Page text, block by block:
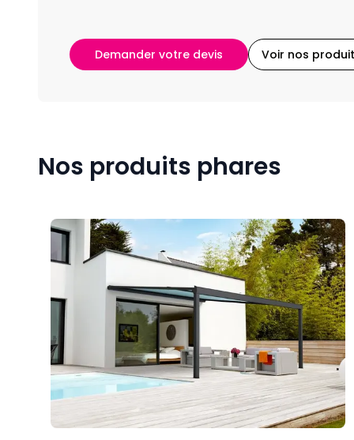
Demander votre devis Voir nos
Nos produits phares